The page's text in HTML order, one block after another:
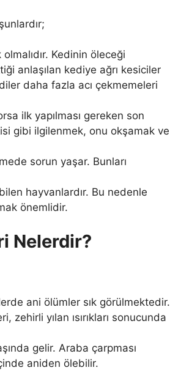
şunlardır;
Kedinin öleceği
anlaşılan kediye ağrı kesiciler
daha fazla acı çekmemeleri
ilk yapılması gereken son
gibi ilgilenmek, onu okşamak ve
sorun yaşar. Bunları
hayvanlardır. Bu nedenle
önemlidir.
Nelerdir?
ani ölümler sık görülmektedir.
yılan ısırıkları sonucunda
gelir. Araba çarpması
aniden ölebilir.